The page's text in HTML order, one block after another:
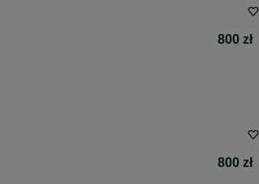
800 zł
800 zł